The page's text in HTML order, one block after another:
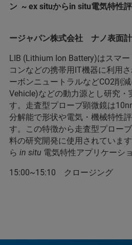
ン ~ ex situからin situ電気特性
ブ
ージャパン株式会社 ナノ表面
LIB (Lithium Ion Battery)はスマ
コンなどの携帯用IT機器に利用
ーボンニュートラルなどCO2削
Vehicle)などの動力源とし研究・
す。走査型プローブ顕微鏡は
分解能で形状や電気・機械特性
す。この特徴から走査型プロー
料の研究開発に使用されていま
ら in situ 電気特性アプリケーシ
15:00~15:10 クロージング